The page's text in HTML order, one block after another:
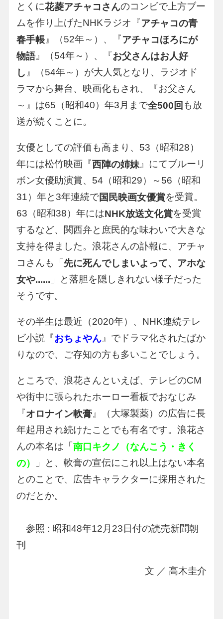
とくに花菱アチャコさんのコンビで上方ブー
ムを作り上げたNHKラジオ『アチャコの青
春手帳』（52年～）、『アチャコほろにが
物語』（54年～）、『お父さんはお人好
し 』（54年～）が大人気となり、ラジオド
ラマから舞台、映画化もされ、『お父さん
～』は65（昭和40）年3月まで全500回 も放
送が続くことに。
女優としての評価も高まり、53（昭和28）
年には松竹映画『西陣の姉妹』にてブルーリ
ボン女優助演賞、54（昭和29）～56（昭和
31）年と3年連続で国民映画女優賞を受賞。
63（昭和38）年にはNHK放送文化賞を受賞
するなど、関西弁と庶民的な味わいで大きな
支持を得ました。浪花さんの訃報に、アチャ
コさんも「先に死んでしまいよって、アホな
女や...... 」と落胆を隠しきれない様子だった
そうです。
その半生は最近（2020年）、NHK連続テレ
ビ小説『おちょやん』でドラマ化されたばか
りなので、ご存知の方も多いことでしょう。
ところで、浪花さんといえば、テレビのCM
や街中に張られたホーロー看板でおなじみ
『オロナイン軟膏』（大塚製薬）の広告に長
年起用され続けたことでも有名です。浪花さ
んの本名は「 南口キクノ（なんこう・きく
の）
」と、軟膏の宣伝にこれ以上はない本名
とのことで、広告キャラクターに採用された
のだとか。
参照 : 昭和48年12月23日付の読売新聞朝
刊
文 ／ 高木圭介